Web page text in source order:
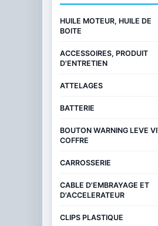
HUILE MOTEUR, HUILE DE
BOITE
ACCESSOIRES, PRODUIT
D'ENTRETIEN
ATTELAGES
BATTERIE
BOUTON WARNING LEVE
COFFRE
CARROSSERIE
CABLE D'EMBRAYAGE ET
D'ACCELERATEUR
CLIPS PLASTIQUE